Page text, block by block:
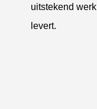
uitstekend werk
levert.